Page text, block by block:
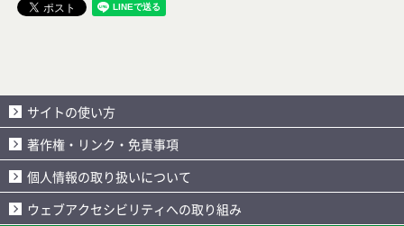
サイトの使い方
著作権・リンク・免責事項
個人情報の取り扱いについて
ウェブアクセシビリティへの取り組み